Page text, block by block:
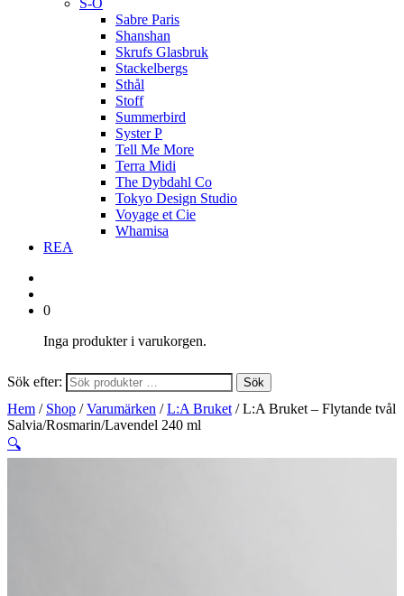
S-Ö
Sabre Paris
Shanshan
Skrufs Glasbruk
Stackelbergs
Sthål
Stoff
Summerbird
Syster P
Tell Me More
Terra Midi
The Dybdahl Co
Tokyo Design Studio
Voyage et Cie
Whamisa
REA
0
Inga produkter i varukorgen.
Sök efter: Sök
Hem / Shop /Varumärken /L:A Bruket / L:A Bruket – Flytande tvål
Salvia/Rosmarin/Lavendel 240 ml
🔍